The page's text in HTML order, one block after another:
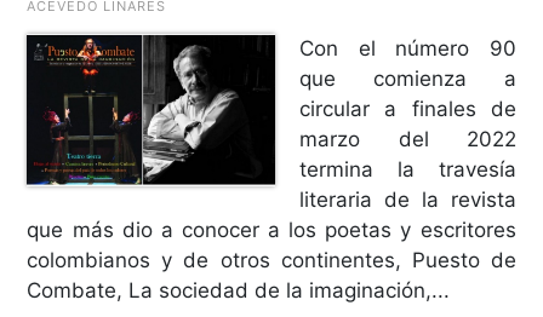
ACEVEDO LINARES
Con el número 90
que comienza a
circular a finales de
marzo del 2022
termina la travesía
literaria de la revista
que más dio a conocer a los poetas y escritores
colombianos y de otros continentes, Puesto de
Combate, La sociedad de la imaginación,...